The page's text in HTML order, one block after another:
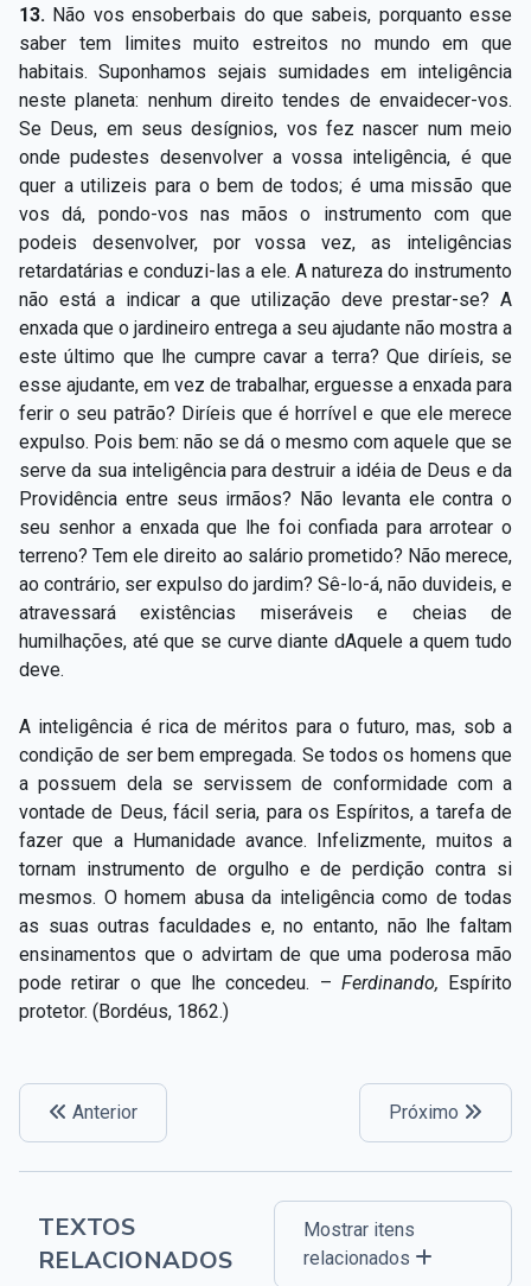
Capítulo XX — Os trabalhadores da última hora ▸
Capítulo XXI — Haverá falsos cristos e falsos
profetas
▸
Capítulo XXII — Não separareis o que Deus juntou ▸
Capítulo XXIII — Estranha moral ▸
Capítulo XXIV — Não ponhais a candeia debaixo do
alqueire
▸
Capítulo XXV — Buscai e achareis ▸
Capítulo XXVI — Dai gratuitamente o que
gratuitamente recebestes
▸
Capítulo XXVII — Pedi e obtereis ▸
Capítulo XXVIII — Coletânea de preces espíritas
13. Não vos ensoberbais do que sabeis, porquanto esse
saber tem limites muito estreitos no mundo em que
habitais. Suponhamos sejais sumidades em inteligência
neste planeta: nenhum direito tendes de envaidecer-vos.
Se Deus, em seus desígnios, vos fez nascer num meio
onde pudestes desenvolver a vossa inteligência, é que
quer a utilizeis para o bem de todos; é uma missão que
vos dá, pondo-vos nas mãos o instrumento com que
podeis desenvolver, por vossa vez, as inteligências
retardatárias e conduzi-las a ele. A natureza do instrumento
não está a indicar a que utilização deve prestar-se? A
enxada que o jardineiro entrega a seu ajudante não mostra a
este último que lhe cumpre cavar a terra? Que diríeis, se
esse ajudante, em vez de trabalhar, erguesse a enxada para
ferir o seu patrão? Diríeis que é horrível e que ele merece
expulso. Pois bem: não se dá o mesmo com aquele que se
serve da sua inteligência para destruir a idéia de Deus e da
Providência entre seus irmãos? Não levanta ele contra o
seu senhor a enxada que lhe foi confiada para arrotear o
terreno? Tem ele direito ao salário prometido? Não merece,
ao contrário, ser expulso do jardim? Sê-lo-á, não duvideis, e
atravessará existências miseráveis e cheias de
humilhações, até que se curve diante dAquele a quem tudo
deve.
A inteligência é rica de méritos para o futuro, mas, sob a
condição de ser bem empregada. Se todos os homens que
a possuem dela se servissem de conformidade com a
vontade de Deus, fácil seria, para os Espíritos, a tarefa de
fazer que a Humanidade avance. Infelizmente, muitos a
tornam instrumento de orgulho e de perdição contra si
mesmos. O homem abusa da inteligência como de todas
as suas outras faculdades e, no entanto, não lhe faltam
ensinamentos que o advirtam de que uma poderosa mão
pode retirar o que lhe concedeu. – Ferdinando, Espírito
protetor. (Bordéus, 1862.)
Anterior Próximo
TEXTOS
RELACIONADOS
Mostrar itens
relacionados